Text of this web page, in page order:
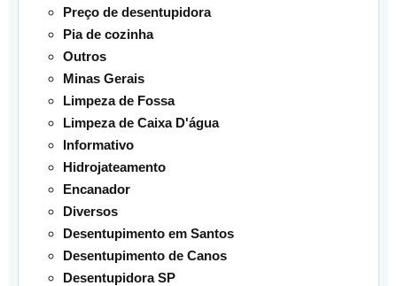
Preço de desentupidora
Pia de cozinha
Outros
Minas Gerais
Limpeza de Fossa
Limpeza de Caixa D'água
Informativo
Hidrojateamento
Encanador
Diversos
Desentupimento em Santos
Desentupimento de Canos
Desentupidora SP